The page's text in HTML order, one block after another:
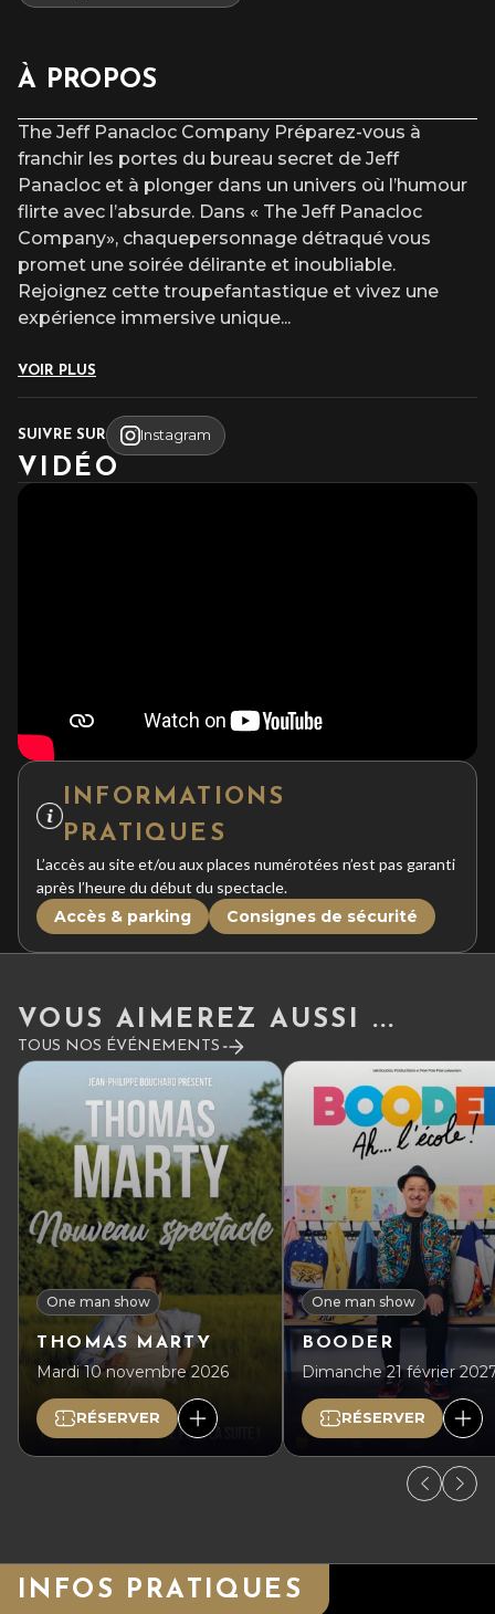
À PROPOS
The Jeff Panacloc Company Préparez-vous à
franchir les portes du bureau secret de Jeff
Panacloc et à plonger dans un univers où l’humour
flirte avec l’absurde. Dans « The Jeff Panacloc
Company», chaquepersonnage détraqué vous
promet une soirée délirante et inoubliable.
Rejoignez cette troupefantastique et vivez une
expérience immersive unique...
VOIR PLUS
SUIVRE SUR Instagram
VIDÉO
INFORMATIONS
PRATIQUES
L’accès au site et/ou aux places numérotées n’est pas garanti
après l’heure du début du spectacle.
Accès & parking Consignes de sécurité
VOUS AIMEREZ AUSSI ...
TOUS NOS ÉVÉNEMENTS
One man show
THOMAS MARTY
Mardi 10 novembre 2026
RÉSERVER
One man show
BOODER
Dimanche 21 février
RÉSERVER
INFOS PRATIQUES